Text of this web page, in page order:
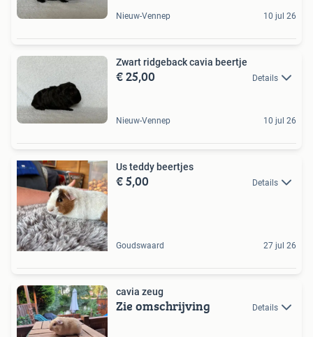
Nieuw-Vennep 10 jul 26
Zwart ridgeback cavia beertje
€ 25,00 Details
Nieuw-Vennep 10 jul 26
Us teddy beertjes
€ 5,00 Details
Goudswaard 27 jul 26
cavia zeug
Zie omschrijving Details